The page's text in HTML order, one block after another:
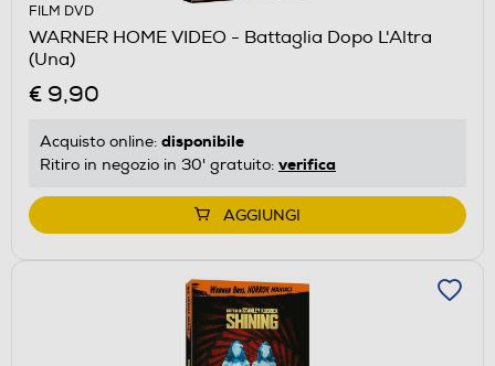
FILM DVD
WARNER HOME VIDEO - Battaglia Dopo L'Altra
(Una)
€ 9,90
Acquisto online: disponibile
Ritiro in negozio in 30' gratuito: verifica
AGGIUNGI